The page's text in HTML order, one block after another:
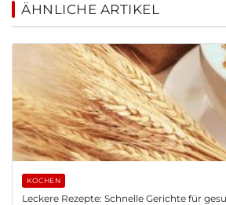
ÄHNLICHE ARTIKEL
KOCHEN
Leckere Rezepte: Schnelle Gerichte für